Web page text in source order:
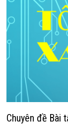
Chuyên đề Bài